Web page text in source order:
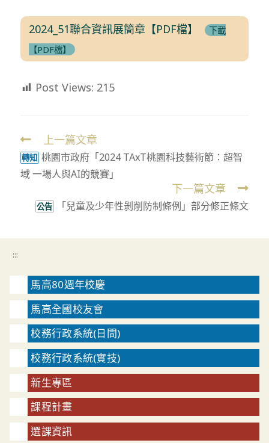
2024_51聯合資訊展簡章【PDF檔】
下載
【PDF檔】
Post Views: 215
Read
more
articles
上一篇文章
轉知 桃園市政府「2024 TAxT桃園科技藝術節：超智
域 一場人與AI的競賽」
下一篇文章
公告 「兒童及少年性剝削防制條例」部分修正條文
:::
馬高80週年校慶
馬高全國校友會
校務行政系統(日間)
校務行政系統(實技)
新生專區
課程計畫
選課資訊